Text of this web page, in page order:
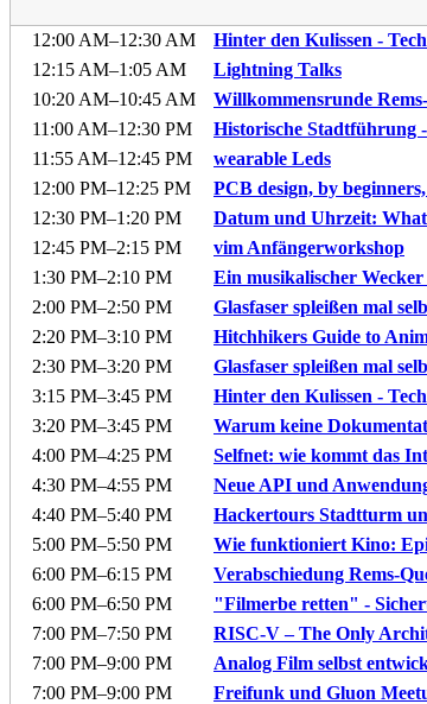
12:00 AM–12:30 AM
Hinter den Kulissen -
12:15 AM–1:05 AM
Lightning Talks
10:20 AM–10:45 AM
Willkommensrunde
11:00 AM–12:30 PM
Historische Stadtführung
11:55 AM–12:45 PM
wearable Leds
12:00 PM–12:25 PM
PCB design, by
12:30 PM–1:20 PM
Datum und Uhrzeit: What
12:45 PM–2:15 PM
vim Anfängerworkshop
1:30 PM–2:10 PM
Ein musikalischer
2:00 PM–2:50 PM
Glasfaser spleißen mal
2:20 PM–3:10 PM
Hitchhikers Guide to
2:30 PM–3:20 PM
Glasfaser spleißen mal
3:15 PM–3:45 PM
Hinter den Kulissen -
3:20 PM–3:45 PM
Warum keine
4:00 PM–4:25 PM
Selfnet: wie kommt das
4:30 PM–4:55 PM
Neue API und
4:40 PM–5:40 PM
Hackertours Stadtturm
5:00 PM–5:50 PM
Wie funktioniert Kino:
6:00 PM–6:15 PM
Verabschiedung Rems-
6:00 PM–6:50 PM
"Filmerbe retten" -
7:00 PM–7:50 PM
RISC-V – The Only
7:00 PM–9:00 PM
Analog Film selbst
7:00 PM–9:00 PM
Freifunk und Gluon